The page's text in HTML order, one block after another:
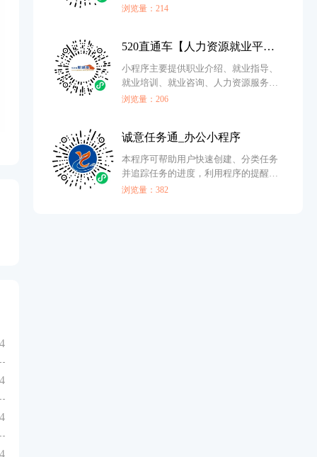
营全套数字化解决方案
浏览量：214
520直通车【人力资源就业平台】
小程序主要提供职业介绍、就业指导、
就业培训、就业咨询、人力资源服务，
承办校园招聘会，委托代理招聘等服务
浏览量：206
诚意任务通_办公小程序
本程序可帮助用户快速创建、分类任务
并追踪任务的进度，利用程序的提醒功
能，合理进行工作任务规划，提升工作
浏览量：382